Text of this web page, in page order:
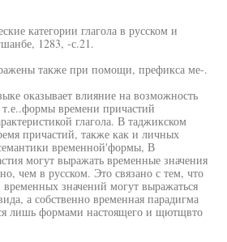
категории глагола в русском и
1283, -с.21.
также при помощи, префикса ме-.
оказывает влияние на возможность
времени причастий
глагола. В таджикском
причастий, также как и личных
временной'формы, В
могут выражать временные значения
чем в русском. Это связано с тем, что
временных значений могут выражаться
а собственно временная парадигма
лишь формами настоящего и щютщвто